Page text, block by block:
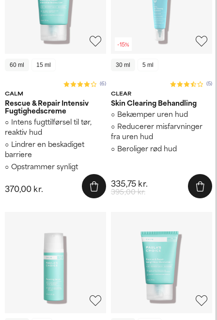
60 ml 15 ml
CALM
(6)
Rescue & Repair Intensiv
Fugtighedscreme
Intens fugttilførsel til tør,
reaktiv hud
Lindrer en beskadiget
barriere
Opstrammer synligt
370,00 kr.
-15%
30 ml 5 ml
CLEAR
(5)
Skin Clearing Behandling
Bekæmper uren hud
Reducerer misfarvninger
fra uren hud
Beroliger rød hud
395,00 kr.
335,75 kr.